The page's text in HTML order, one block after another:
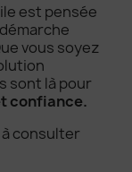
est pensée
vous soyez
sont là pour
confiance.
consulter